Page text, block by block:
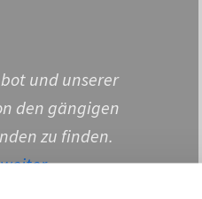
und unserer
den gängigen
zu finden.